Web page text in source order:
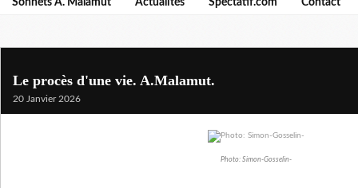
Sonnets A. Malamut Actualités Spectatif.com Contact
Le procès d'une vie. A.Malamut.
20 Janvier 2026
Photo: Simon-Gosselin-